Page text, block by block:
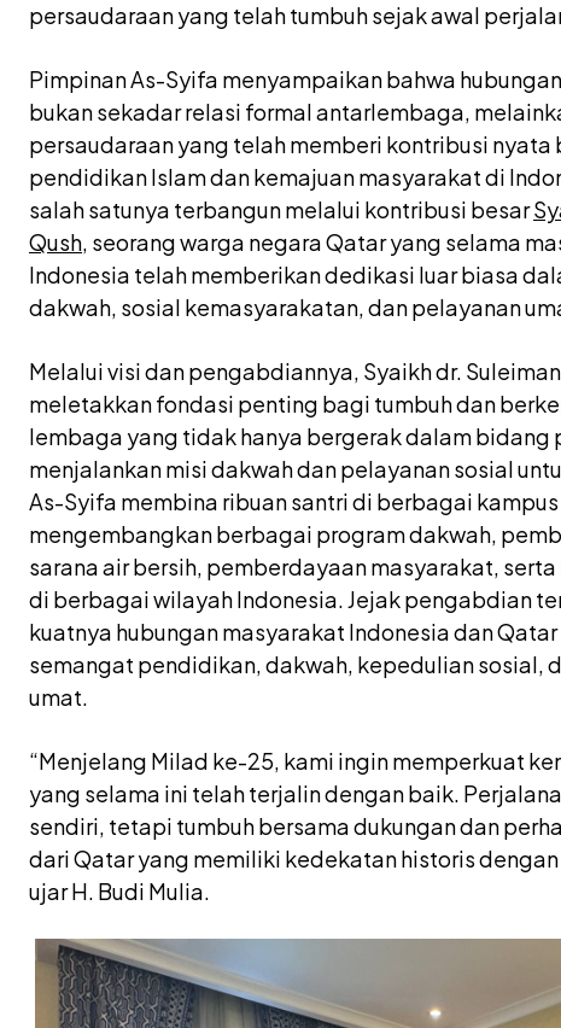
persaudaraan yang telah tumbuh sejak awal
Pimpinan As-Syifa menyampaikan bahwa
bukan sekadar relasi formal antarlembaga,
persaudaraan yang telah memberi kontribusi
pendidikan Islam dan kemajuan masyarakat di
salah satunya terbangun melalui kontribusi besar
Qush, seorang warga negara Qatar yang selama
Indonesia telah memberikan dedikasi luar biasa
dakwah, sosial kemasyarakatan, dan pelayanan
Melalui visi dan pengabdiannya, Syaikh dr.
meletakkan fondasi penting bagi tumbuh dan
lembaga yang tidak hanya bergerak dalam
menjalankan misi dakwah dan pelayanan sosial
As-Syifa membina ribuan santri di berbagai
mengembangkan berbagai program dakwah,
sarana air bersih, pemberdayaan masyarakat,
di berbagai wilayah Indonesia. Jejak pengabdian
kuatnya hubungan masyarakat Indonesia dan
semangat pendidikan, dakwah, kepedulian sosial,
umat.
“Menjelang Milad ke-25, kami ingin memperkuat
yang selama ini telah terjalin dengan baik.
sendiri, tetapi tumbuh bersama dukungan dan
dari Qatar yang memiliki kedekatan historis
ujar H. Budi Mulia.